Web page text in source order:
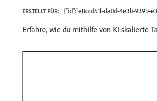
ERSTELLT FÜR: {"id":"e8ccd51f-da0d-4e3b-939b-
Erfahre, wie du mithilfe von KI skalierte